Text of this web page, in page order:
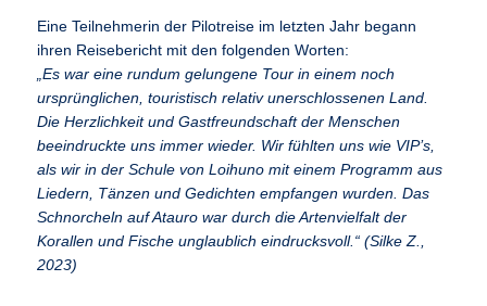
Eine Teilnehmerin der Pilotreise im letzten Jahr begann
ihren Reisebericht mit den folgenden Worten:
„Es war eine rundum gelungene Tour in einem noch
ursprünglichen, touristisch relativ unerschlossenen Land.
Die Herzlichkeit und Gastfreundschaft der Menschen
beeindruckte uns immer wieder. Wir fühlten uns wie VIP’s,
als wir in der Schule von Loihuno mit einem Programm aus
Liedern, Tänzen und Gedichten empfangen wurden. Das
Schnorcheln auf Atauro war durch die Artenvielfalt der
Korallen und Fische unglaublich eindrucksvoll.“ (Silke Z.,
2023)